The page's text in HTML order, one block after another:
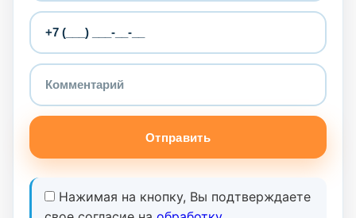
Отправить
Нажимая на кнопку, Вы подтверждаете